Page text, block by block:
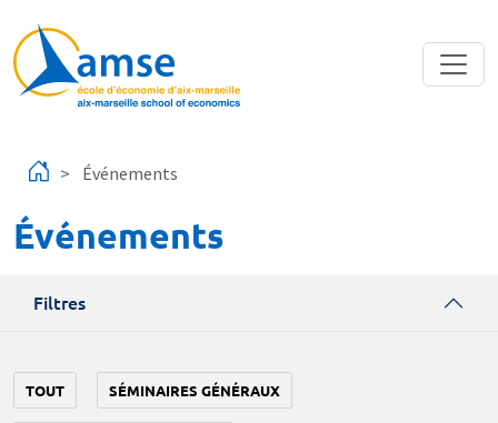
Événements
Événements
Filtres
TOUT SÉMINAIRES GÉNÉRAUX